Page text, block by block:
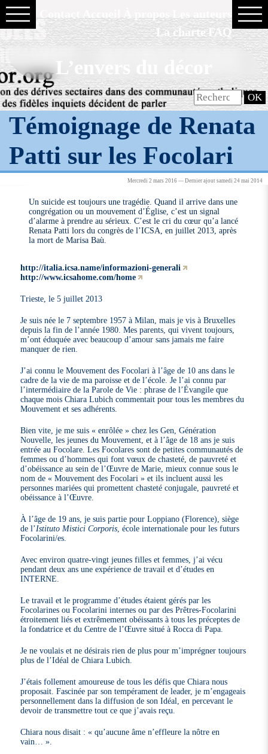
La charte FAQ
L’envers du décor
Témoignage de Renata
Patti sur les Focolari
Mercredi 2 mars 2016 — Dernier ajout samedi 24 mai 2014
Un suicide est toujours une tragédie. Quand il arrive dans une
congrégation ou un mouvement d’Église, c’est un signal
d’alarme à prendre au sérieux. C’est le cri du cœur qu’a lancé
Renata Patti lors du congrès de l’ICSA, en juillet 2013, après
la mort de Marisa Baù.
http://italia.icsa.name/informazioni-generali
http://www.icsahome.com/home
Trieste, le 5 juillet 2013
Je suis née le 7 septembre 1957 à Milan, mais je vis à Bruxelles
depuis la fin de l’année 1980. Mes parents, qui vivent toujours,
m’ont éduquée avec beaucoup d’amour sans jamais me faire
manquer de rien.
J’ai connu le Mouvement des Focolari à l’âge de 10 ans dans le
cadre de la vie de ma paroisse et de l’école. Je l’ai connu par
l’intermédiaire de la Parole de Vie : phrase de l’Évangile que
chaque mois Chiara Lubich commentait pour tous les membres du
Mouvement et ses adhérents.
Bien vite, je me suis « enrôlée » chez les Gen, Génération
Nouvelle, les jeunes du Mouvement, et à l’âge de 18 ans je suis
entrée au Focolare. Les Focolares sont de petites communautés de
femmes ou d’hommes qui font vœux de chasteté, de pauvreté et
d’obéissance au sein de l’Œuvre de Marie, mieux connue sous le
nom de « Mouvement des Focolari » et ils incluent aussi les
personnes mariées qui promettent chasteté conjugale, pauvreté et
obéissance à l’Œuvre.
À l’âge de 19 ans, je suis partie pour Loppiano (Florence), siège
de l’Istituto Mistici Corporis , école internationale pour les futurs
Focolarini/es.
Avec environ quatre-vingt jeunes filles et femmes, j’ai vécu
pendant deux ans une expérience de travail et d’études en
INTERNE.
Le travail et le programme d’études étaient gérés par les
Focolarines ou Focolarini internes ou par des Prêtres-Focolarini
étroitement liés et extrêmement obéissants à tous les préceptes de
la fondatrice et du Centre de l’Œuvre situé à Rocca di Papa.
Je ne voulais et ne désirais rien de plus pour m’imprégner toujours
plus de l’Idéal de Chiara Lubich.
J’étais follement amoureuse de tous les défis que Chiara nous
proposait. Fascinée par son tempérament de leader, je m’engageais
personnellement dans la diffusion de son Idéal, en percevant le
devoir de transmettre tout ce que j’avais reçu.
Chiara nous disait : « qu’aucune âme n’effleure la nôtre en
vain… ».